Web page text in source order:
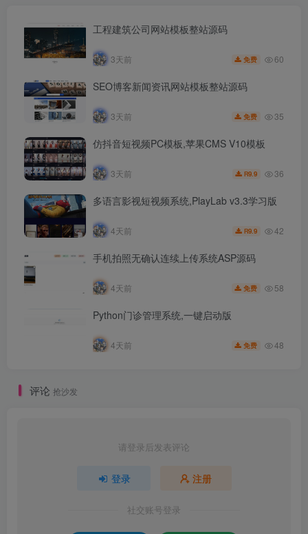
工程建筑公司网站模板整站源码
3天前 免费 60
SEO博客新闻资讯网站模板整站源码
3天前 免费 35
仿抖音短视频PC模板,苹果CMS V10模板
3天前 R9.9 36
多语言影视短视频系统,PlayLab v3.3学习版
4天前 R9.9 42
手机拍照无确认连续上传系统ASP源码
4天前 免费 58
Python门诊管理系统,一键启动版
4天前 免费 48
评论 抢沙发
请登录后发表评论
登录 注册
社交账号登录